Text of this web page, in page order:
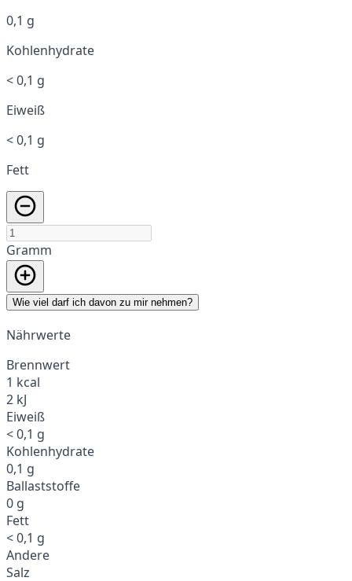
0,1 g
Kohlenhydrate
< 0,1 g
Eiweiß
< 0,1 g
Fett
Gramm
Wie viel darf ich davon zu mir nehmen?
Nährwerte
Brennwert
1 kcal
2 kJ
Eiweiß
< 0,1 g
Kohlenhydrate
0,1 g
Ballaststoffe
0 g
Fett
< 0,1 g
Andere
Salz